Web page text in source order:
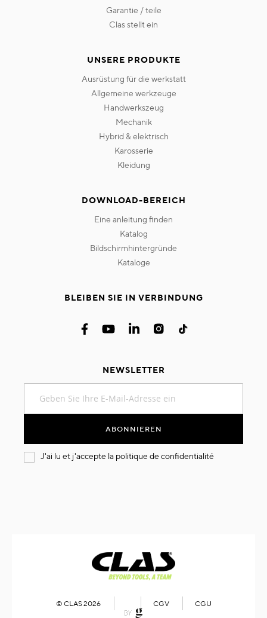
garantie / teile
clas stellt ein
UNSERE PRODUKTE
ausrüstung für die werkstatt
allgemeine werkzeuge
handwerkszeug
mechanik
hybrid & elektrisch
karosserie
kleidung
DOWNLOAD-BEREICH
eine anleitung finden
katalog
bildschirmhintergründe
kataloge
BLEIBEN SIE IN VERBINDUNG
NEWSLETTER
sich
an:
ABONNIEREN
J'ai lu et j'accepte la politique de confidentialité
© CLAS 2026 CGV CGU